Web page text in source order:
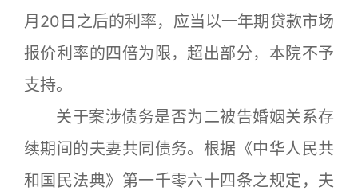
月20日之后的利率，应当以一年期贷款市场
报价利率的四倍为限，超出部分，本院不予
支持。
关于案涉债务是否为二被告婚姻关系存
续期间的夫妻共同债务。根据《中华人民共
和国民法典》第一千零六十四条之规定，夫